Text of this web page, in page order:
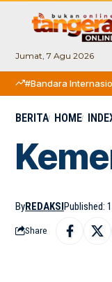
Jumat, 7 Agu 2026
#Bandara
BERITA HOME
ByREDAKSIPublished:
Share